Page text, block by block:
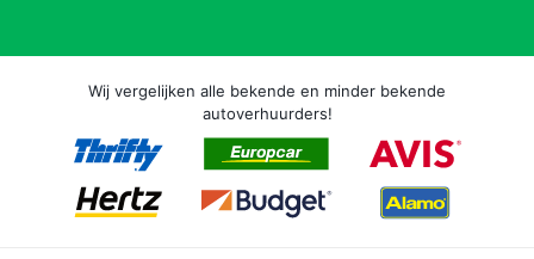
Wij vergelijken alle bekende en minder bekende
autoverhuurders!